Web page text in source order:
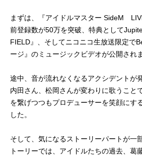
まずは、『アイドルマスター SideM
前登録数が50万を突破、特典として
FIELD』、そしてニコニコ生放送限定で
ージ』のミュージックビデオが公開され
途中、音が流れなくなるアクシデントが
内田さん、松岡さんが変わりに歌うこ
を繋げつつもプロデューサーを笑顔にす
した。
そして、気になるストーリーパートが
トーリーでは、アイドルたちの過去、葛